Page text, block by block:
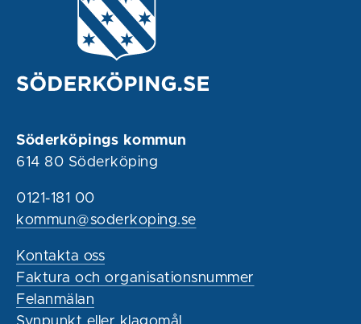
Söderköpings kommun
614 80 Söderköping
0121-181 00
kommun@soderkoping.se
Kontakta oss
Faktura och organisationsnummer
Felanmälan